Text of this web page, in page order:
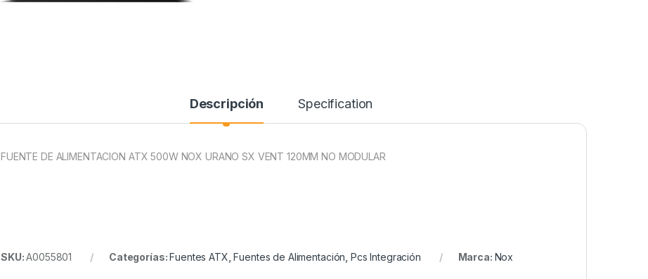
Descripción Specification
FUENTE DE ALIMENTACION ATX 500W NOX URANO SX VENT 120MM NO MODULAR
SKU:A0055801 Categorías:Fuentes ATX ,Fuentes de Alimentación Pcs Integración Marca: Nox